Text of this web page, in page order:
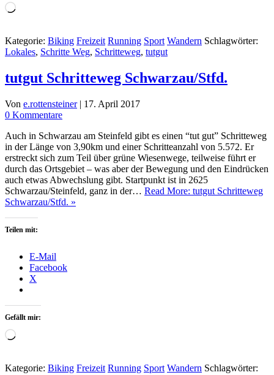
Wird
Kategorie: Biking Freizeit Running Sport Wandern Schlagwörter:
Lokales, Schritte Weg, Schritteweg, tutgut
tutgut Schritteweg Schwarzau/Stfd.
Von e.rottensteiner | 17. April 2017
0 Kommentare
Auch in Schwarzau am Steinfeld gibt es einen “tut gut” Schritteweg
in der Länge von 3,90km und einer Schritteanzahl von 5.572. Er
erstreckt sich zum Teil über grüne Wiesenwege, teilweise führt er
durch das Ortsgebiet – was aber der Bewegung und den Eindrücken
auch etwas Abwechslung gibt. Startpunkt ist in 2625
Schwarzau/Steinfeld, ganz in der… Read More: tutgut Schritteweg
Schwarzau/Stfd. »
Teilen mit:
E-Mail
Facebook
X
Gefällt mir:
Wird
Kategorie: Biking Freizeit Running Sport Wandern Schlagwörter: